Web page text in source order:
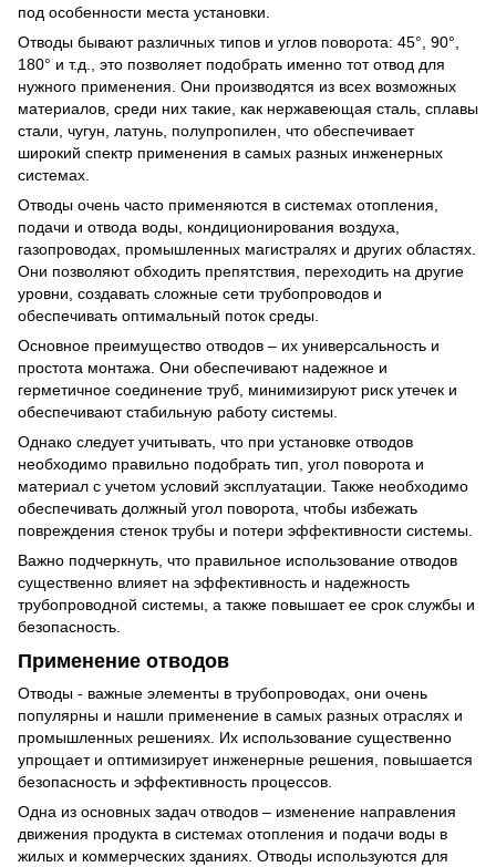
под особенности места установки.
Отводы бывают различных типов и углов поворота: 45°, 90°,
180° и т.д., это позволяет подобрать именно тот отвод для
нужного применения. Они производятся из всех возможных
материалов, среди них такие, как нержавеющая сталь, сплавы
стали, чугун, латунь, полупропилен, что обеспечивает
широкий спектр применения в самых разных инженерных
системах.
Отводы очень часто применяются в системах отопления,
подачи и отвода воды, кондиционирования воздуха,
газопроводах, промышленных магистралях и других областях.
Они позволяют обходить препятствия, переходить на другие
уровни, создавать сложные сети трубопроводов и
обеспечивать оптимальный поток среды.
Основное преимущество отводов – их универсальность и
простота монтажа. Они обеспечивают надежное и
герметичное соединение труб, минимизируют риск утечек и
обеспечивают стабильную работу системы.
Однако следует учитывать, что при установке отводов
необходимо правильно подобрать тип, угол поворота и
материал с учетом условий эксплуатации. Также необходимо
обеспечивать должный угол поворота, чтобы избежать
повреждения стенок трубы и потери эффективности системы.
Важно подчеркнуть, что правильное использование отводов
существенно влияет на эффективность и надежность
трубопроводной системы, а также повышает ее срок службы и
безопасность.
Применение отводов
Отводы - важные элементы в трубопроводах, они очень
популярны и нашли применение в самых разных отраслях и
промышленных решениях. Их использование существенно
упрощает и оптимизирует инженерные решения, повышается
безопасность и эффективность процессов.
Одна из основных задач отводов – изменение направления
движения продукта в системах отопления и подачи воды в
жилых и коммерческих зданиях. Отводы используются для